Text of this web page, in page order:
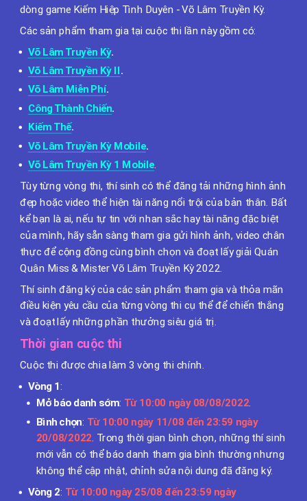
dòng game Kiếm Hiệp Tình Duyên - Võ Lâm Truyền Kỳ.
Các sản phẩm tham gia tại cuộc thi lần này gồm có:
Võ Lâm Truyền Kỳ.
Võ Lâm Truyền Kỳ II.
Võ Lâm Miễn Phí.
Công Thành Chiến.
Kiếm Thế.
Võ Lâm Truyền Kỳ Mobile.
Võ Lâm Truyền Kỳ 1 Mobile.
Tùy từng vòng thi, thí sinh có thể đăng tải những hình ảnh
đẹp hoặc video thể hiện tài năng nổi trội của bản thân. Bất
kể bạn là ai, nếu tự tin với nhan sắc hay tài năng đặc biệt
của mình, hãy sẵn sàng tham gia gửi hình ảnh, video chân
thực để cộng đồng cùng bình chọn và đoạt lấy giải Quán
Quân Miss & Mister Võ Lâm Truyền Kỳ 2022.
Thí sinh đăng ký của các sản phẩm tham gia và thỏa mãn
điều kiện yêu cầu của từng vòng thi cụ thể để chiến thắng
và đoạt lấy những phần thưởng siêu giá trị.
Thời gian cuộc thi
Cuộc thi được chia làm 3 vòng thi chính.
Vòng 1:
Mở báo danh sớm: Từ 10:00 ngày 08/08/2022.
Bình chọn: Từ 10:00 ngày 11/08 đến 23:59 ngày
20/08/2022. Trong thời gian bình chọn, những thí sinh
mới vẫn có thể báo danh tham gia bình thường nhưng
không thể cập nhật, chỉnh sửa nội dung đã đăng ký.
Vòng 2: Từ 10:00 ngày 25/08 đến 23:59 ngày